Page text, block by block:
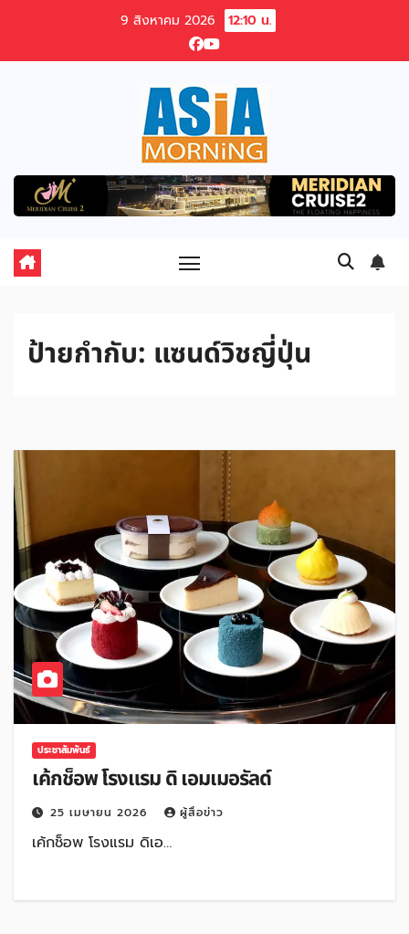
content
9 สิงหาคม 2026 12:10 น.
ป้ายกำกับ: แซนด์วิชญี่ปุ่น
ประชาสัมพันธ์
เค้กช็อพ โรงแรม ดิ เอมเมอรัลด์
25 เมษายน 2026 ผู้สื่อข่าว
เค้กช็อพ โรงแรม ดิเอ…